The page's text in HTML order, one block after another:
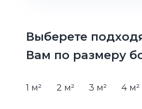
Выберете
Вам по размеру
1 м² 2 м² 3 м² 4 м²